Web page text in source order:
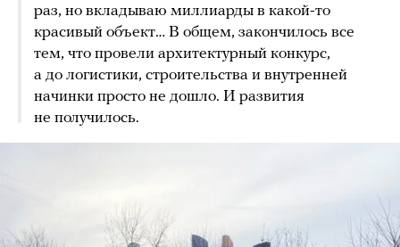
раз, но вкладываю миллиарды в какой-то
красивый объект… В общем, закончилось все
тем, что провели архитектурный конкурс,
а до логистики, строительства и внутренней
начинки просто не дошло. И развития
не получилось.